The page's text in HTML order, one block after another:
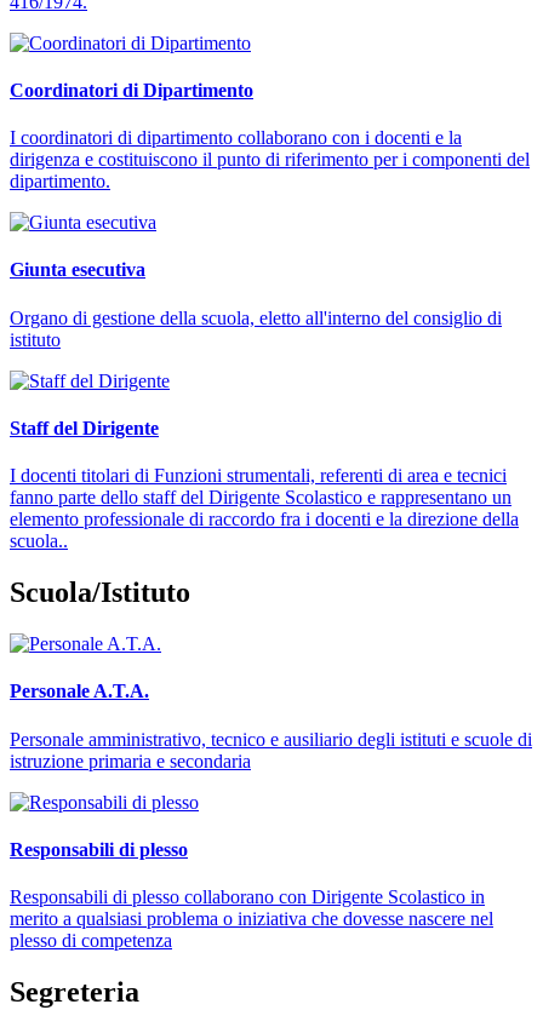
Coordinatori di Dipartimento
I coordinatori di dipartimento collaborano con i docenti e la
dirigenza e costituiscono il punto di riferimento per i componenti del
dipartimento.
Giunta esecutiva
Organo di gestione della scuola, eletto all'interno del consiglio di
istituto
Staff del Dirigente
I docenti titolari di Funzioni strumentali, referenti di area e tecnici
fanno parte dello staff del Dirigente Scolastico e rappresentano un
elemento professionale di raccordo fra i docenti e la direzione della
scuola..
Scuola/Istituto
Personale A.T.A.
Personale amministrativo, tecnico e ausiliario degli istituti e scuole di
istruzione primaria e secondaria
Responsabili di plesso
Responsabili di plesso collaborano con Dirigente Scolastico in
merito a qualsiasi problema o iniziativa che dovesse nascere nel
plesso di competenza
Segreteria